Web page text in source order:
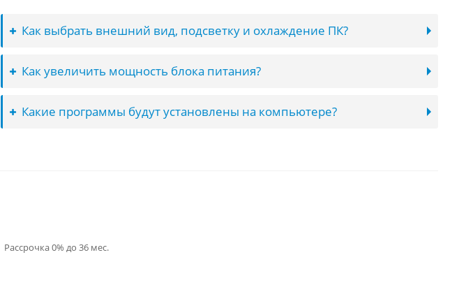
Как выбрать внешний вид, подсветку и охлаждение ПК?
Как увеличить мощность блока питания?
Какие программы будут установлены на компьютере?
Рассрочка 0% до 36 мес.